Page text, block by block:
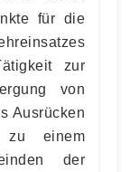
für die
zur
von
Ausrücken
zu einem
der